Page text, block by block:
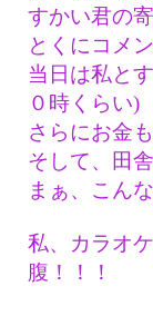
すかい君の
とくにコメ
当日は私と
０時くらい)
さらにお金
そして、田
まぁ、こん
私、カラオ
腹！！！